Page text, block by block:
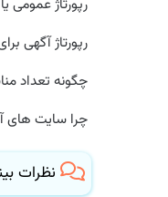
رپورتاژ عمومی
رپورتاژ آگهی
چگونه تعداد
چرا سایت های
نظرات